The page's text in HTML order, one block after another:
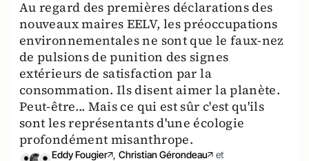
Au regard des premières déclarations des
nouveaux maires EELV, les préoccupations
environnementales ne sont que le faux-nez
de pulsions de punition des signes
extérieurs de satisfaction par la
consommation. Ils disent aimer la planète.
Peut-être... Mais ce qui est sûr c'est qu'ils
sont les représentants d'une écologie
profondément misanthrope.
Eddy Fougier , Christian Gérondeau
et